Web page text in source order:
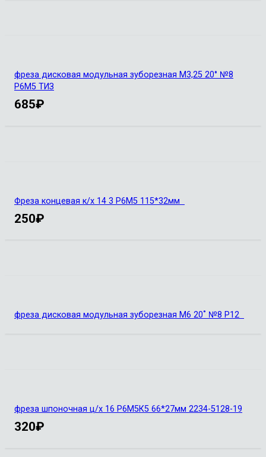
фреза дисковая модульная зуборезная М3,25 20° №8
Р6М5 ТИЗ
685₽
Фреза концевая к/х 14 3 Р6М5 115*32мм
250₽
фреза дисковая модульная зуборезная М6 20˚ №8 Р12
фреза шпоночная ц/х 16 Р6М5К5 66*27мм 2234-5128-19
320₽